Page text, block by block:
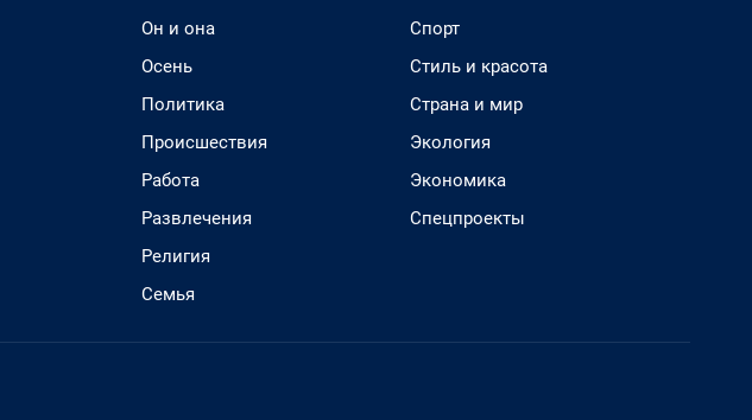
Он и она
Осень
Политика
Происшествия
Работа
Развлечения
Религия
Семья
Спорт
Стиль и красота
Страна и мир
Экология
Экономика
Спецпроекты